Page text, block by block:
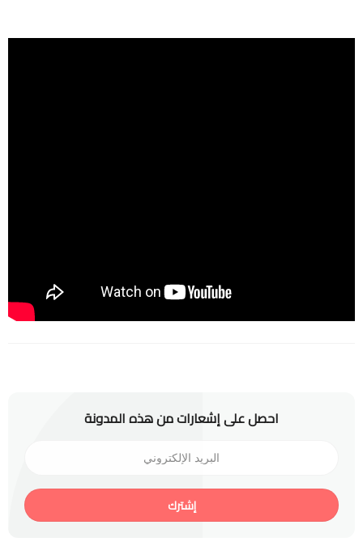
احصل على إشعارات من هذه المدونة
إشترك